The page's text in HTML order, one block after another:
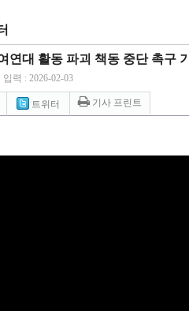
연대 활동 파괴 책동 중단 촉구
입력 : 2026-02-03
트위터 기사 프린트